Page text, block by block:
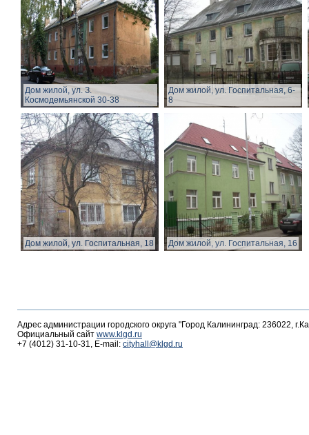
Дом жилой, ул. З.
Космодемьянской 30-38
Дом жилой, ул. Госпитальная, 6-
8
Дом жилой, ул. Госпитальная, 18 Дом жилой, ул. Госпитальная, 16
Адрес администрации городского округа "Город Калининград: 236022,
Официальный сайт www.klgd.ru
+7 (4012) 31-10-31, E-mail: cityhall@klgd.ru